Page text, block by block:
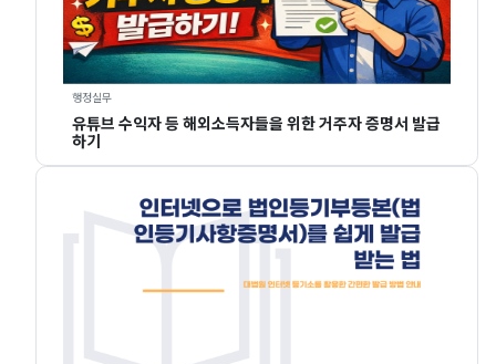
행정실무
유튜브 수익자 등 해외소득자들을 위한 거주자 증명서 발급
하기